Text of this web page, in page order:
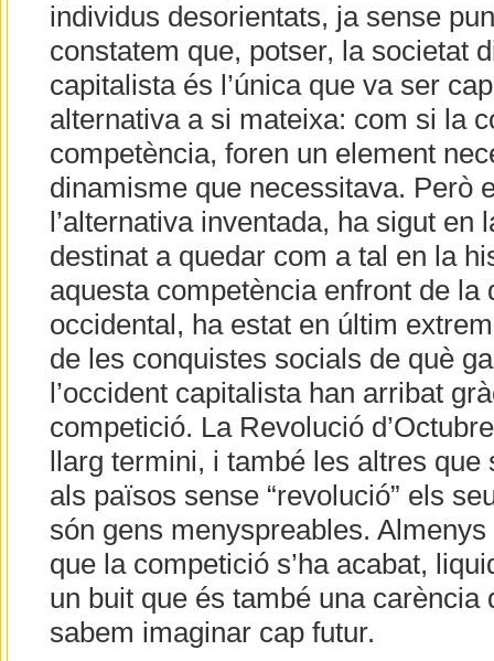
individus desorientats, ja sense
constatem que, potser, la societat
capitalista és l’única que va ser
alternativa a si mateixa: com si la
competència, foren un element
dinamisme que necessitava. Però
l’alternativa inventada, ha sigut en
destinat a quedar com a tal en la
aquesta competència enfront de la
occidental, ha estat en últim
de les conquistes socials de què
l’occident capitalista han arribat
competició. La Revolució
llarg termini, i també les altres que
als països sense “revolució” els
són gens menyspreables.
que la competició s’ha acabat,
un buit que és també una carència
sabem imaginar cap futur.